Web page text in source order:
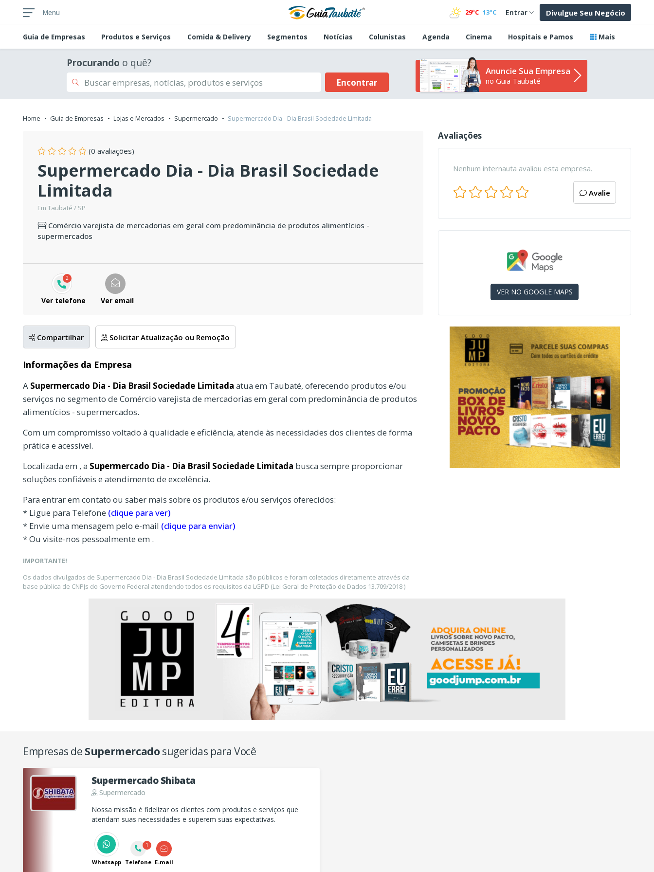
Menu 29ºC 13ºC Entrar Divulgue Seu Negócio
Guia de Empresas Produtos e Serviços Comida & Delivery Segmentos Notícias Colunistas Agenda Cinema Hospitais e Pamos Mais
Procurando o quê?
Encontrar
Anuncie Sua Empresa
no Guia Taubaté
Home Guia de Empresas Lojas e Mercados Supermercado Supermercado Dia - Dia Brasil Sociedade Limitada
(0 avaliações)
Supermercado Dia - Dia Brasil Sociedade
Limitada
Em Taubaté / SP
Comércio varejista de mercadorias em geral com predominância de produtos alimentícios -
supermercados
2
Ver telefone Ver email
Compartilhar Solicitar Atualização ou Remoção
Informações da Empresa
A Supermercado Dia - Dia Brasil Sociedade Limitada atua em Taubaté, oferecendo produtos e/ou
serviços no segmento de Comércio varejista de mercadorias em geral com predominância de produtos
alimentícios - supermercados.
Com um compromisso voltado à qualidade e eficiência, atende às necessidades dos clientes de forma
prática e acessível.
Localizada em , a Supermercado Dia - Dia Brasil Sociedade Limitada busca sempre proporcionar
soluções confiáveis e atendimento de excelência.
Para entrar em contato ou saber mais sobre os produtos e/ou serviços oferecidos:
* Ligue para Telefone (clique para ver)
* Envie uma mensagem pelo e-mail (clique para enviar)
* Ou visite-nos pessoalmente em .
IMPORTANTE!
Os dados divulgados de Supermercado Dia - Dia Brasil Sociedade Limitada são públicos e foram coletados diretamente através da
base pública de CNPJs do Governo Federal atendendo todos os requisitos da LGPD (Lei Geral de Proteção de Dados 13.709/2018 )
Avaliações
Nenhum internauta avaliou esta empresa.
Avalie
VER NO GOOGLE MAPS
Empresas de Supermercadosugeridas para Você
Supermercado Shibata
Supermercado
Nossa missão é fidelizar os clientes com produtos e serviços que
atendam suas necessidades e superem suas expectativas.
Whatsapp
1
Telefone E-mail